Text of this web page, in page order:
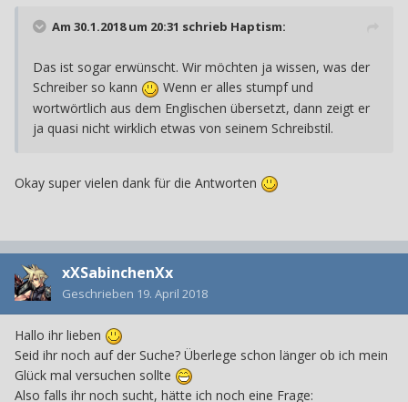
Am 30.1.2018 um 20:31 schrieb Haptism:
Das ist sogar erwünscht. Wir möchten ja wissen, was der
Schreiber so kann
Wenn er alles stumpf und
wortwörtlich aus dem Englischen übersetzt, dann zeigt er
ja quasi nicht wirklich etwas von seinem Schreibstil.
Okay super vielen dank für die Antworten
xXSabinchenXx
Geschrieben 19. April 2018
Hallo ihr lieben
Seid ihr noch auf der Suche? Überlege schon länger ob ich mein
Glück mal versuchen sollte
Also falls ihr noch sucht, hätte ich noch eine Frage: